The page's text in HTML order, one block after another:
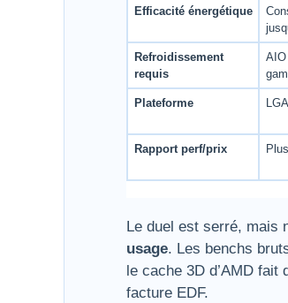
Efficacité énergétique
Refroidissement
requis
AIO
Plateforme
Rapport perf/prix
Le duel est serré, mais
usage. Les benchs
le cache 3D d’AMD
facture EDF.